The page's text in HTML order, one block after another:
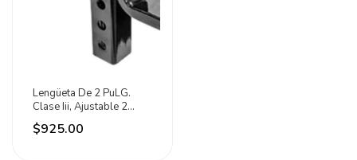
Lengüeta De 2 PuLG.
Clase Iii, Ajustable 2
Pernos Dogotuls
$925.00